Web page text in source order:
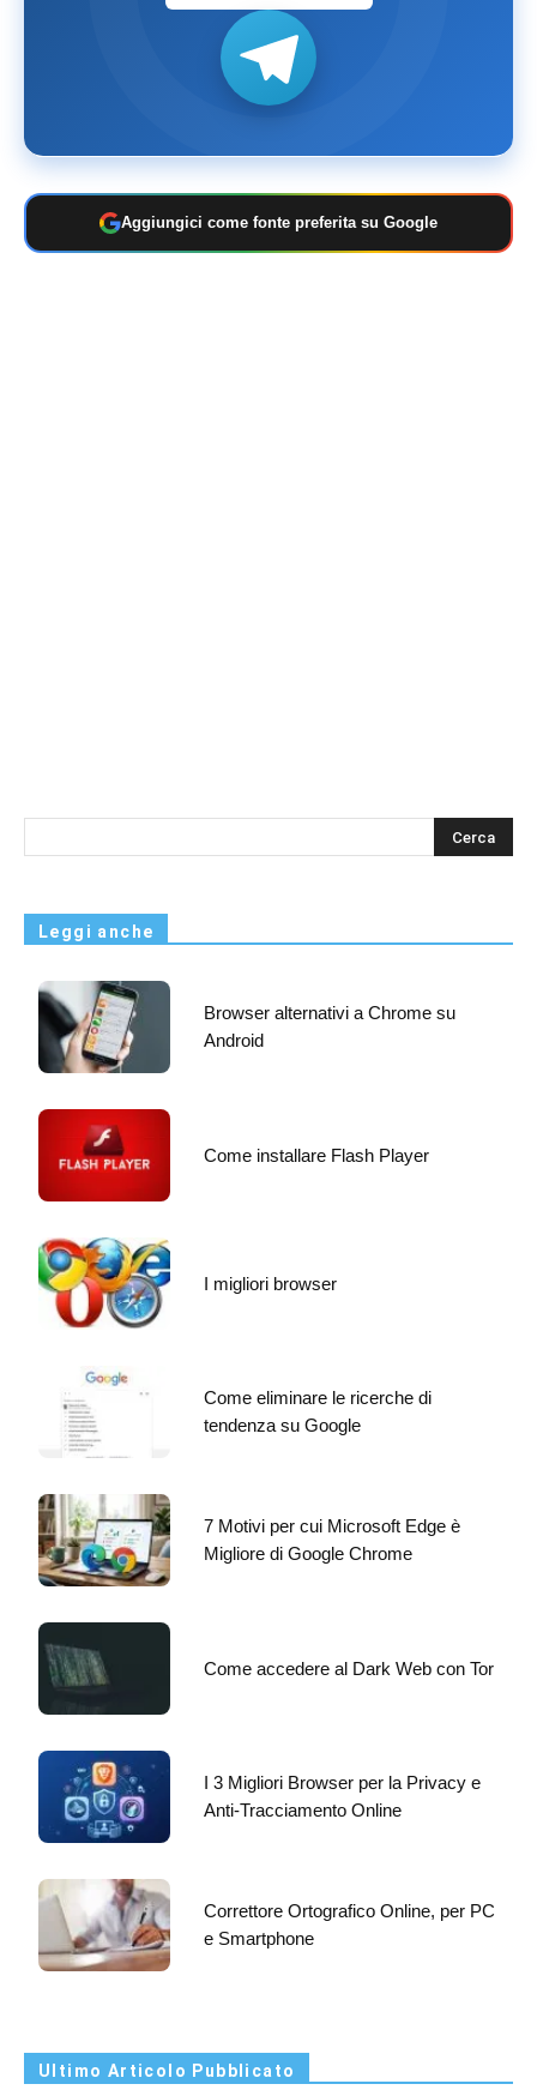
Aggiungici come fonte preferita su Google
s
Leggi anche
Browser alternativi a Chrome su
Android
Come installare Flash Player
I migliori browser
Come eliminare le ricerche di
tendenza su Google
7 Motivi per cui Microsoft Edge è
Migliore di Google Chrome
Come accedere al Dark Web con Tor
I 3 Migliori Browser per la Privacy e
Anti-Tracciamento Online
Correttore Ortografico Online, per PC
e Smartphone
Ultimo Articolo Pubblicato